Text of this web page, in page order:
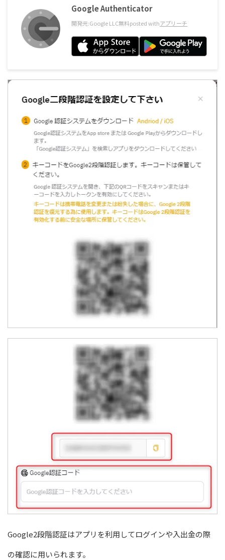
Google Authenticator
開発元:Google LLC無料posted withアプリーチ
Google2段階認証はアプリを利用してログインや入出金の際
の確認に用いられます。